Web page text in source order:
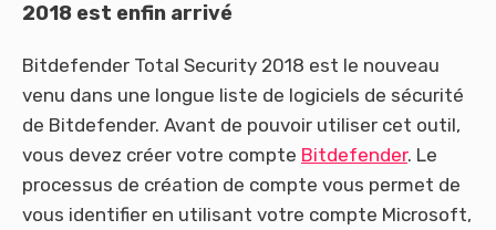
2018 est enfin arrivé
Bitdefender Total Security 2018 est le nouveau
venu dans une longue liste de logiciels de sécurité
de Bitdefender. Avant de pouvoir utiliser cet outil,
vous devez créer votre compte Bitdefender. Le
processus de création de compte vous permet de
vous identifier en utilisant votre compte Microsoft,